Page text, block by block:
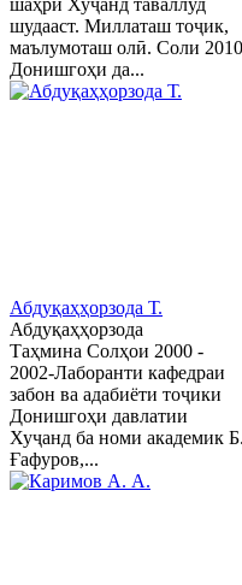
шудааст. Миллаташ тоҷик,
маълумоташ олӣ. Соли 2010
Донишгоҳи да...
Абдуқаҳҳорзода Т.
Абдуқаҳҳорзода
Таҳмина Солҳои 2000 -
2002-Лаборанти кафедраи
забон ва адабиёти тоҷики
Донишгоҳи давлатии
Хуҷанд ба номи академик Б.
Ғафуров,...